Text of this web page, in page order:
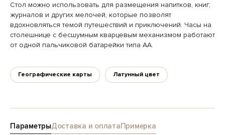
Стол можно использовать для размещения напитков, книг,
журналов и других мелочей, которые позволят
вдохновляться темой путешествий и приключений. Часы на
столешнице с бесшумным кварцевым механизмом работают
от одной пальчиковой батарейки типа AA.
Географические карты Латунный цвет
ПараметрыДоставка и оплатаПримерка